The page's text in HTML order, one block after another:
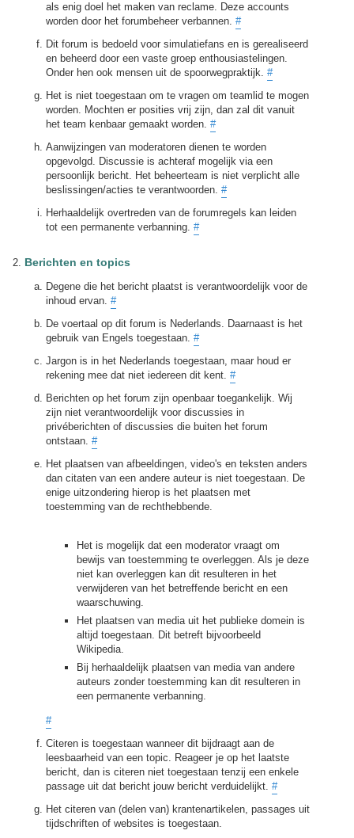
als enig doel het maken van reclame. Deze accounts
worden door het forumbeheer verbannen. #
Dit forum is bedoeld voor simulatiefans en is gerealiseerd
en beheerd door een vaste groep enthousiastelingen.
Onder hen ook mensen uit de spoorwegpraktijk. #
Het is niet toegestaan om te vragen om teamlid te mogen
worden. Mochten er posities vrij zijn, dan zal dit vanuit
het team kenbaar gemaakt worden. #
Aanwijzingen van moderatoren dienen te worden
opgevolgd. Discussie is achteraf mogelijk via een
persoonlijk bericht. Het beheerteam is niet verplicht alle
beslissingen/acties te verantwoorden. #
Herhaaldelijk overtreden van de forumregels kan leiden
tot een permanente verbanning. #
Berichten en topics
Degene die het bericht plaatst is verantwoordelijk voor de
inhoud ervan. #
De voertaal op dit forum is Nederlands. Daarnaast is het
gebruik van Engels toegestaan. #
Jargon is in het Nederlands toegestaan, maar houd er
rekening mee dat niet iedereen dit kent. #
Berichten op het forum zijn openbaar toegankelijk. Wij
zijn niet verantwoordelijk voor discussies in
privéberichten of discussies die buiten het forum
ontstaan. #
Het plaatsen van afbeeldingen, video's en teksten anders
dan citaten van een andere auteur is niet toegestaan. De
enige uitzondering hierop is het plaatsen met
toestemming van de rechthebbende.
Het is mogelijk dat een moderator vraagt om
bewijs van toestemming te overleggen. Als je deze
niet kan overleggen kan dit resulteren in het
verwijderen van het betreffende bericht en een
waarschuwing.
Het plaatsen van media uit het publieke domein is
altijd toegestaan. Dit betreft bijvoorbeeld
Wikipedia.
Bij herhaaldelijk plaatsen van media van andere
auteurs zonder toestemming kan dit resulteren in
een permanente verbanning.
#
Citeren is toegestaan wanneer dit bijdraagt aan de
leesbaarheid van een topic. Reageer je op het laatste
bericht, dan is citeren niet toegestaan tenzij een enkele
passage uit dat bericht jouw bericht verduidelijkt. #
Het citeren van (delen van) krantenartikelen, passages uit
tijdschriften of websites is toegestaan.